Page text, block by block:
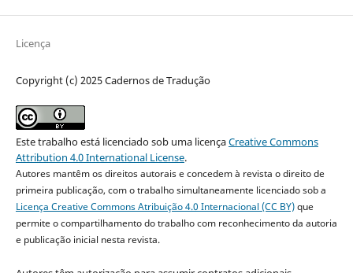
Licença
Copyright (c) 2025 Cadernos de Tradução
Este trabalho está licenciado sob uma licençaCreative Commons
Attribution 4.0 International License.
Autores mantêm os direitos autorais e concedem à revista o direito de
primeira publicação, com o trabalho simultaneamente licenciado sob a
Licença Creative Commons Atribuição 4.0 Internacional (CC BY)que
permite o compartilhamento do trabalho com reconhecimento da autoria
e publicação inicial nesta revista.